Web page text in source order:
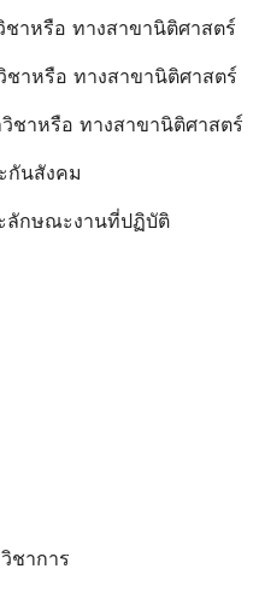
าหรือ ทางสาขานิติศาสตร์
าหรือ ทางสาขานิติศาสตร์
ชาหรือ ทางสาขานิติศาสตร์
กันสังคม
ลักษณะงานที่ปฏิบัติ
ชาการ